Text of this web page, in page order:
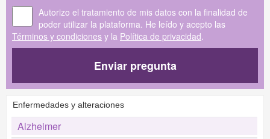
Autorizo el tratamiento de mis datos con la finalidad de
poder utilizar la plataforma. He leído y acepto las
Términos y condiciones y la Política de privacidad.
Enviar pregunta
Enfermedades y alteraciones
Alzheimer